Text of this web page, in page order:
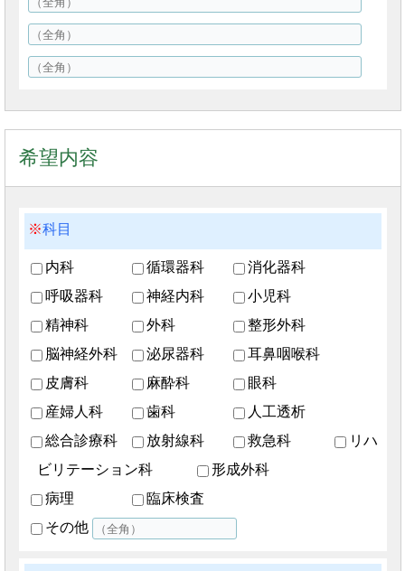
希望内容
科目
内科 循環器科
消化器科
呼吸器科
神経内科
小児科
精神科
外科
整形外科
脳神経外科
泌尿器科
耳鼻咽喉科
皮膚科
麻酔科
眼科
産婦人科
歯科
人工透析
総合診療科
放射線科 救急科
リハ
ビリテーション科
形成外科
病理
臨床検査
その他